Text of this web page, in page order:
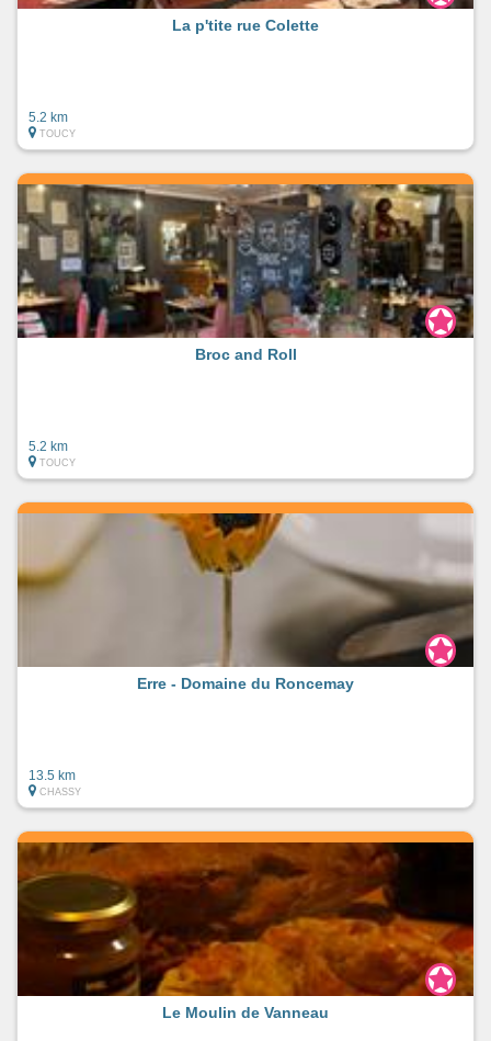
La p'tite rue Colette
5.2 km
TOUCY
Broc and Roll
5.2 km
TOUCY
Erre - Domaine du Roncemay
13.5 km
CHASSY
Le Moulin de Vanneau